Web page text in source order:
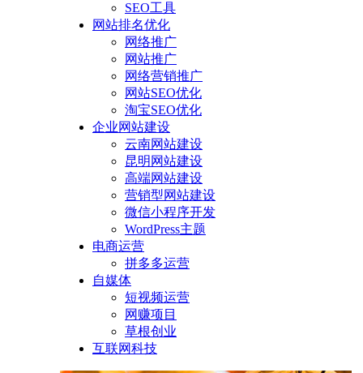
SEO工具
网站排名优化
网络推广
网站推广
网络营销推广
网站SEO优化
淘宝SEO优化
企业网站建设
云南网站建设
昆明网站建设
高端网站建设
营销型网站建设
微信小程序开发
WordPress主题
电商运营
拼多多运营
自媒体
短视频运营
网赚项目
草根创业
互联网科技